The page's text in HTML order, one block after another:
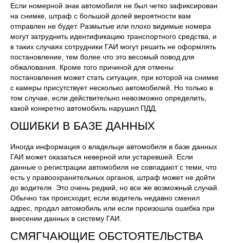
Если номерной знак автомобиля не был четко зафиксирован
на снимке, штраф с большой долей вероятности вам
отправлен не будет. Размытые или плохо видимые номера
могут затруднить идентификацию транспортного средства, и
в таких случаях сотрудники ГАИ могут решить не оформлять
постановление, тем более что это весомый повод для
обжалования. Кроме того причиной для отмены
постановления может стать ситуация, при которой на снимке
с камеры присутствует несколько автомобилей. Но только в
том случае, если действительно невозможно определить,
какой конкретно автомобиль нарушил ПДД.
ОШИБКИ В БАЗЕ ДАННЫХ
Иногда информация о владельце автомобиля в базе данных
ГАИ может оказаться неверной или устаревшей. Если
данные о регистрации автомобиля не совпадают с теми, что
есть у правоохранительных органов, штраф может не дойти
до водителя. Это очень редкий, но все же возможный случай.
Обычно так происходит, если водитель недавно сменил
адрес, продал автомобиль или если произошла ошибка при
внесении данных в систему ГАИ.
СМЯГЧАЮЩИЕ ОБСТОЯТЕЛЬСТВА